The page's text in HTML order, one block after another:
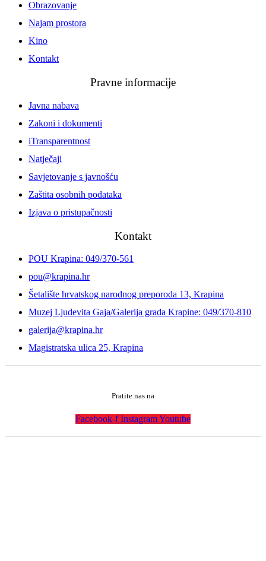
Obrazovanje
Najam prostora
Kino
Kontakt
Pravne informacije
Javna nabava
Zakoni i dokumenti
iTransparentnost
Natječaji
Savjetovanje s javnošću
Zaštita osobnih podataka
Izjava o pristupačnosti
Kontakt
POU Krapina: 049/370-561
pou@krapina.hr
Šetalište hrvatskog narodnog preporoda 13, Krapina
Muzej Ljudevita Gaja/Galerija grada Krapine: 049/370-810
galerija@krapina.hr
Magistratska ulica 25, Krapina
Pratite nas na
Facebook-f InstagramYoutube